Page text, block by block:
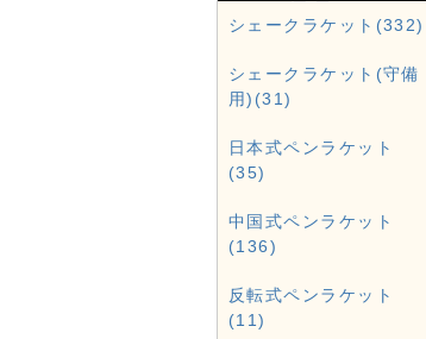
シェークラケット(332)
シェークラケット(守備
用)(31)
日本式ペンラケット
(35)
中国式ペンラケット
(136)
反転式ペンラケット
(11)